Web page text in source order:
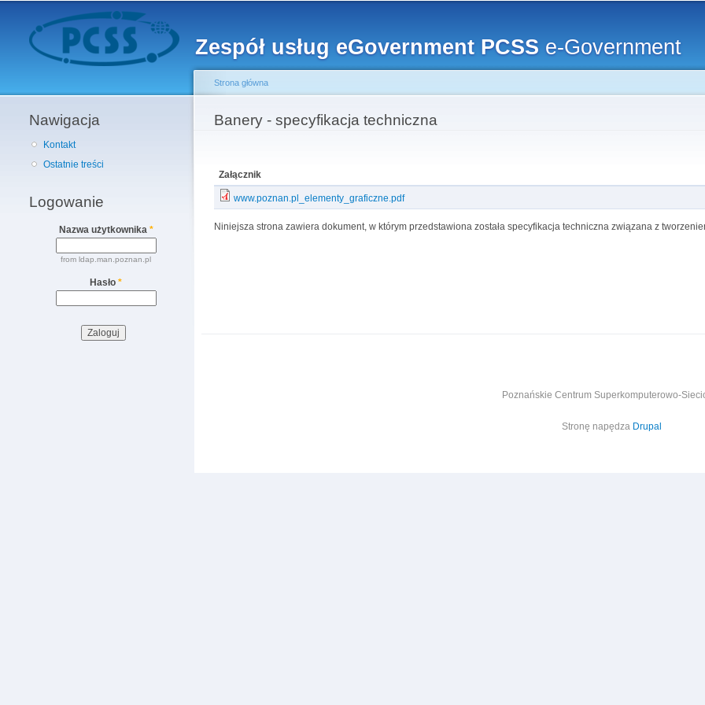
treści
Zespół usług eGovernment PCSS e-Government
Menu główne
Nawigacja
Kontakt
Ostatnie treści
Logowanie
Nazwa użytkownika *
from ldap.man.poznan.pl
Hasło *
Jesteś tutaj
Strona główna
Banery - specyfikacja techniczna
Załącznik
www.poznan.pl_elementy_graficzne.pdf
Niniejsza strona zawiera dokument, w którym przedstawiona została specyfikacja techniczna związana z
Poznańskie Centrum Superkomputerowo-
Stronę napędza Drupal